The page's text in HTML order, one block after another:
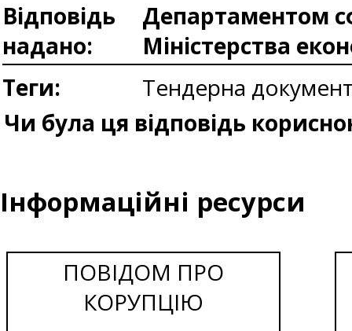
Відповідь
надано:
Департаментом
Міністерства
Теги:
Тендерна
Чи була ця відповідь
Інформаційні ресурси
ПОВІДОМ ПРО
КОРУПЦІЮ